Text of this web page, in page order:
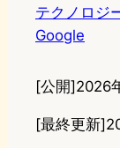
テクノロジ
Google
[公開]2026
[最終更新]